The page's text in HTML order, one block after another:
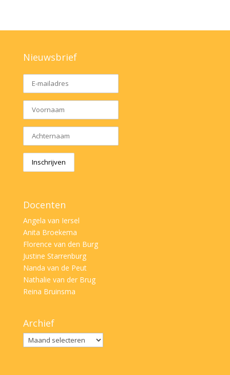
Nieuwsbrief
Docenten
Angela van Iersel
Anita Broekema
Florence van den Burg
Justine Starrenburg
Nanda van de Peut
Nathalie van der Brug
Reina Bruinsma
Archief
Archief